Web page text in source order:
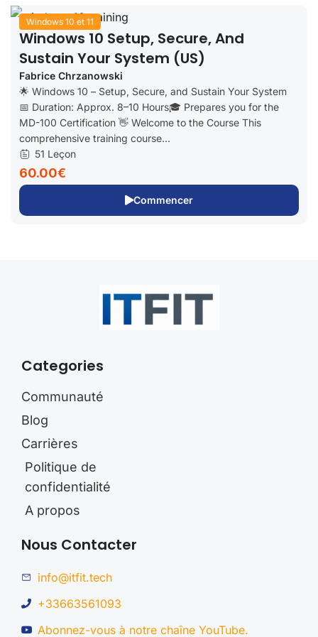
Windows 10 et 11
Windows 10 Setup, Secure, And
Sustain Your System (US)
Fabrice Chrzanowski
🌟 Windows 10 – Setup, Secure, and Sustain Your System
📅 Duration: Approx. 8–10 Hours🎓 Prepares you for the
MD-100 Certification 👋 Welcome to the Course This
comprehensive training course...
51 Leçon
60.00€
Commencer
Categories
Communauté
Blog
Carrières
Politique de
confidentialité
A propos
Nous Contacter
info@itfit.tech
+33663561093​
Abonnez-vous à notre chaîne YouTube.